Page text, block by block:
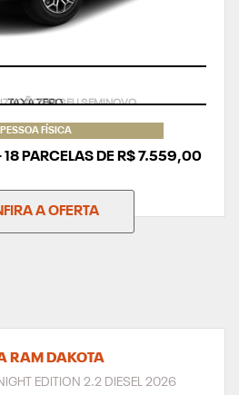
PESSOA FÍSICA
18 PARCELAS DE R$ 7.559,00
A OFERTA
RAM DAKOTA
EDITION 2.2 DIESEL 2026